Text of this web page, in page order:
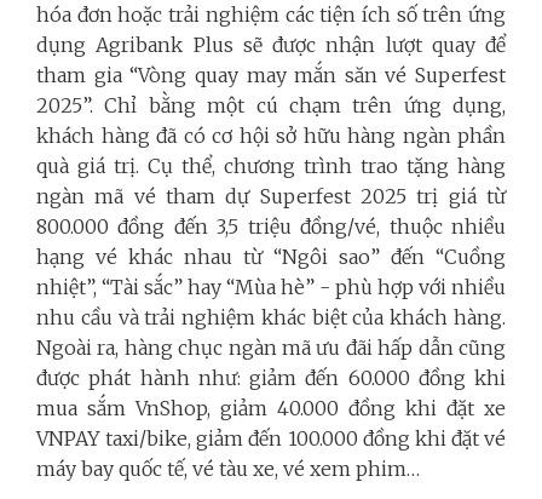
hóa đơn hoặc trải nghiệm các tiện ích số trên ứng
dụng Agribank Plus sẽ được nhận lượt quay để
tham gia “Vòng quay may mắn săn vé Superfest
2025”. Chỉ bằng một cú chạm trên ứng dụng,
khách hàng đã có cơ hội sở hữu hàng ngàn phần
quà giá trị. Cụ thể, chương trình trao tặng hàng
ngàn mã vé tham dự Superfest 2025 trị giá từ
800.000 đồng đến 3,5 triệu đồng/vé, thuộc nhiều
hạng vé khác nhau từ “Ngôi sao” đến “Cuồng
nhiệt”, “Tài sắc” hay “Mùa hè” - phù hợp với nhiều
nhu cầu và trải nghiệm khác biệt của khách hàng.
Ngoài ra, hàng chục ngàn mã ưu đãi hấp dẫn cũng
được phát hành như: giảm đến 60.000 đồng khi
mua sắm VnShop, giảm 40.000 đồng khi đặt xe
VNPAY taxi/bike, giảm đến 100.000 đồng khi đặt vé
máy bay quốc tế, vé tàu xe, vé xem phim…